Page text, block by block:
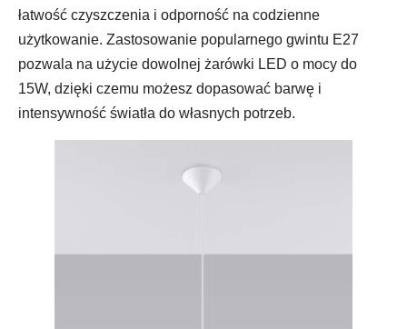
łatwość czyszczenia i odporność na codzienne
użytkowanie. Zastosowanie popularnego gwintu E27
pozwala na użycie dowolnej żarówki LED o mocy do
15W, dzięki czemu możesz dopasować barwę i
intensywność światła do własnych potrzeb.